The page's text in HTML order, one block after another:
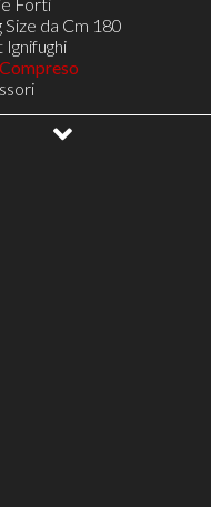
Forti
da Cm 180
Larghe Telaio Resistente H 5